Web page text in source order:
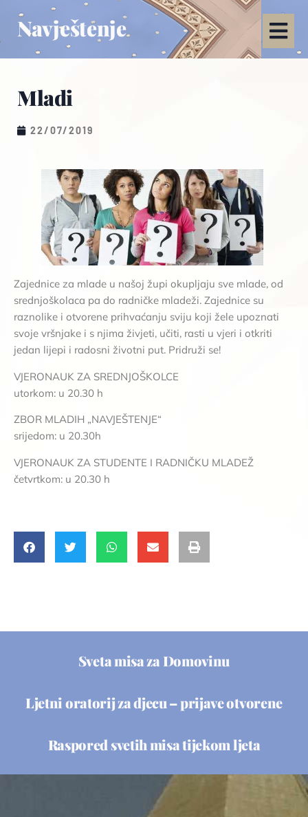
Navještenje
Mladi
22/07/2019
Zajednice za mlade u našoj župi okupljaju sve mlade, od
srednjoškolaca pa do radničke mladeži. Zajednice su
raznolike i otvorene prihvaćanju sviju koji žele upoznati
svoje vršnjake i s njima živjeti, učiti, rasti u vjeri i otkriti
jedan lijepi i radosni životni put. Pridruži se!
VJERONAUK ZA SREDNJOŠKOLCE
utorkom: u 20.30 h
ZBOR MLADIH „NAVJEŠTENJE“
srijedom: u 20.30h
VJERONAUK ZA STUDENTE I RADNIČKU MLADEŽ
četvrtkom: u 20.30 h
Sveta misa za Domovinu
Ljetni oratorij za djecu – prijave otvorene
Raspored svetih misa tijekom ljeta